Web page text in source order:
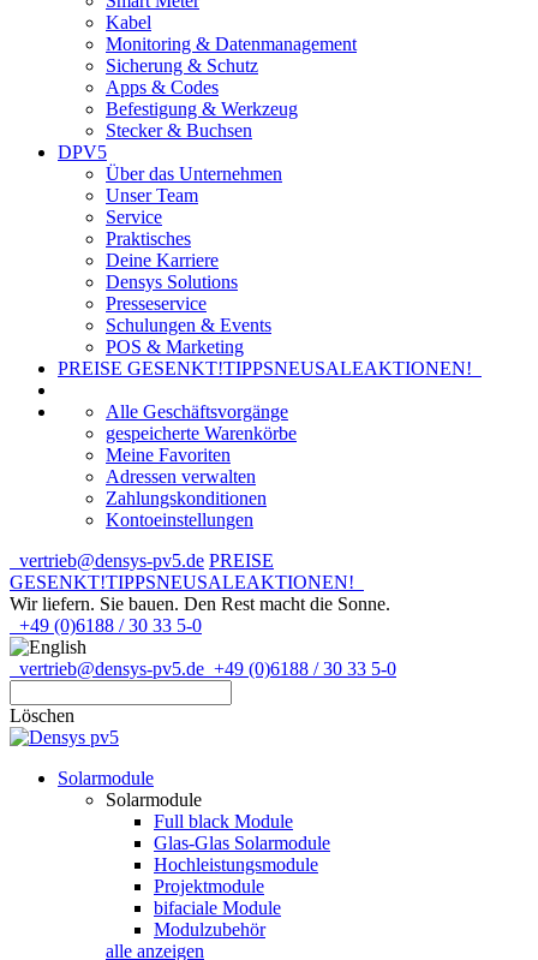
Kabel
Monitoring & Datenmanagement
Sicherung & Schutz
Apps & Codes
Befestigung & Werkzeug
Stecker & Buchsen
DPV5
Über das Unternehmen
Unser Team
Service
Praktisches
Deine Karriere
Densys Solutions
Presseservice
Schulungen & Events
POS & Marketing
PREISE GESENKT!TIPPSNEUSALEAKTIONEN!
Alle Geschäftsvorgänge
gespeicherte Warenkörbe
Meine Favoriten
Adressen verwalten
Zahlungskonditionen
Kontoeinstellungen
vertrieb@densys-pv5.de PREISE
GESENKT!TIPPSNEUSALEAKTIONEN!
Wir liefern. Sie bauen. Den Rest macht die Sonne.
+49 (0)6188 / 30 33 5-0
vertrieb@densys-pv5.de +49 (0)6188 / 30 33 5-0
Löschen
Solarmodule
Solarmodule
Full black Module
Glas-Glas Solarmodule
Hochleistungsmodule
Projektmodule
bifaciale Module
Modulzubehör
alle anzeigen